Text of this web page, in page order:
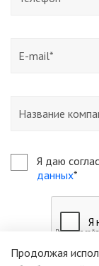
Я даю
данных*
Продолжая